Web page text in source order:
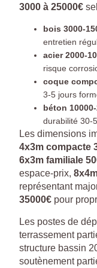
3000 à 25000€
bois 3000-
entretien
acier 2000-
risque
coque
3-5 jours
béton
durabilité 30-
Les dimensions
4x3m compacte
6x3m familiale
espace-prix,
représentant
35000€ pour
Les postes de
terrassement
structure bassin
soutènement